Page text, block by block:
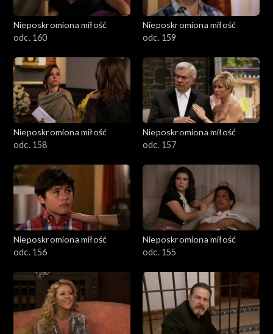
Nieposkromiona miłość
odc. 160
Nieposkromiona miłość
odc. 159
Nieposkromiona miłość
odc. 158
Nieposkromiona miłość
odc. 157
Nieposkromiona miłość
odc. 156
Nieposkromiona miłość
odc. 155